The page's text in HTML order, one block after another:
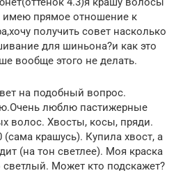
прямое отношение к
получить совет насколько
для шиньона?и как это
вообще этого не делать.
на подобный вопрос.
люблю пастижерные
волос. Хвосты, косы, пряди.
крашусь). Купила хвост, а
(на тон светлее). Моя краска
светлый. Может кто подскажет?